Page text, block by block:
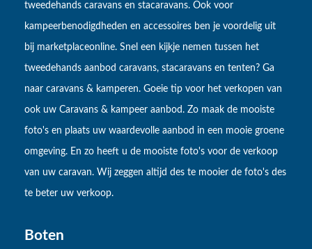
tweedehands caravans en stacaravans. Ook voor
kampeerbenodigdheden en accessoires ben je voordelig uit
bij marketplaceonline. Snel een kijkje nemen tussen het
tweedehands aanbod caravans, stacaravans en tenten? Ga
naar caravans & kamperen. Goeie tip voor het verkopen van
ook uw Caravans & kampeer aanbod. Zo maak de mooiste
foto's en plaats uw waardevolle aanbod in een mooie groene
omgeving. En zo heeft u de mooiste foto's voor de verkoop
van uw caravan. Wij zeggen altijd des te mooier de foto's des
te beter uw verkoop.
Boten